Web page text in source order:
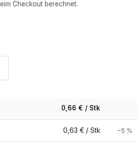
Checkout berechnet.
0,66 € / Stk
0,63 € / Stk −5 %